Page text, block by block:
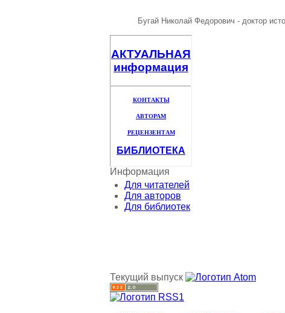
Бугай Николай Федорович - доктор
АКТУАЛЬНАЯ
информация
КОНТАКТЫ
АВТОРАМ
РЕЦЕНЗЕНТАМ
БИБЛИОТЕКА
Информация
Для читателей
Для авторов
Для библиотек
Текущий выпуск